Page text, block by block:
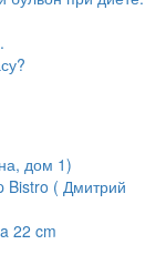
дом 1)
Bistro ( Дмитрий
22 cm